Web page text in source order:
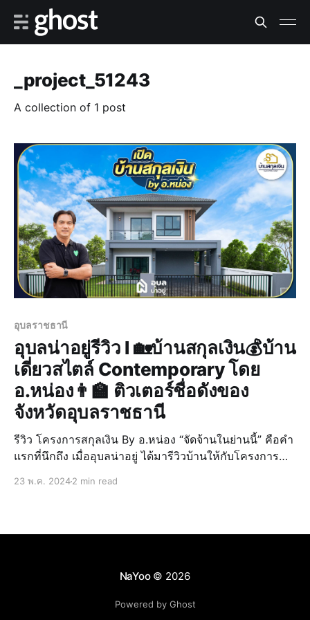
_project_51243
A collection of 1 post
อุบลราชธานี
อุบลน่าอยู่รีวิว l 🏡บ้านสกุลเงิน💰บ้าน
เดี่ยวสไตล์ Contemporary โดย
อ.หน่อง👨‍🏫 ติวเตอร์ชื่อดังของ
จังหวัดอุบลราชธานี
รีวิว โครงการสกุลเงิน By อ.หน่อง “จัดจ้านในย่านนี้” คือคำ
แรกที่นึกถึง เมื่ออุบลน่าอยู่ ได้มารีวิวบ้านให้กับโครงการ
23 พ.ค. 20242 min read
NaYoo© 2026
Powered by Ghost